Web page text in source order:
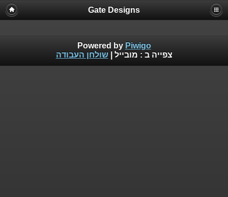
Gate Designs
Powered by Piwigo
צפייה ב : מובייל |שולחן העבודה